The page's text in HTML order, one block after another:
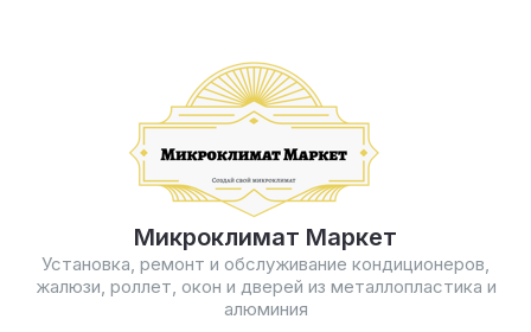
Микроклимат Маркет
Установка, ремонт и обслуживание кондиционеров,
жалюзи, роллет, окон и дверей из металлопластика и
алюминия